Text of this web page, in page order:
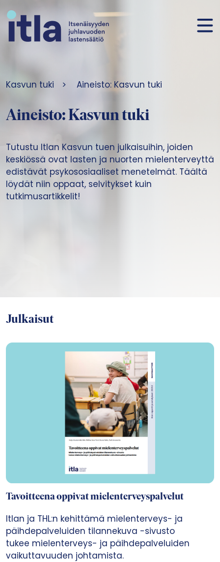
Kasvun tuki > Aineisto: Kasvun tuki
Aineisto: Kasvun tuki
Tutustu Itlan Kasvun tuen julkaisuihin, joiden
keskiössä ovat lasten ja nuorten mielenterveyttä
edistävät psykososiaaliset menetelmät. Täältä
löydät niin oppaat, selvitykset kuin
tutkimusartikkelit!
Julkaisut
Tavoitteena oppivat mielenterveyspalvelut
Itlan ja THL:n kehittämä mielenterveys- ja
päihdepalveluiden tilannekuva -sivusto
tukee mielenterveys- ja päihdepalveluiden
vaikuttavuuden johtamista.